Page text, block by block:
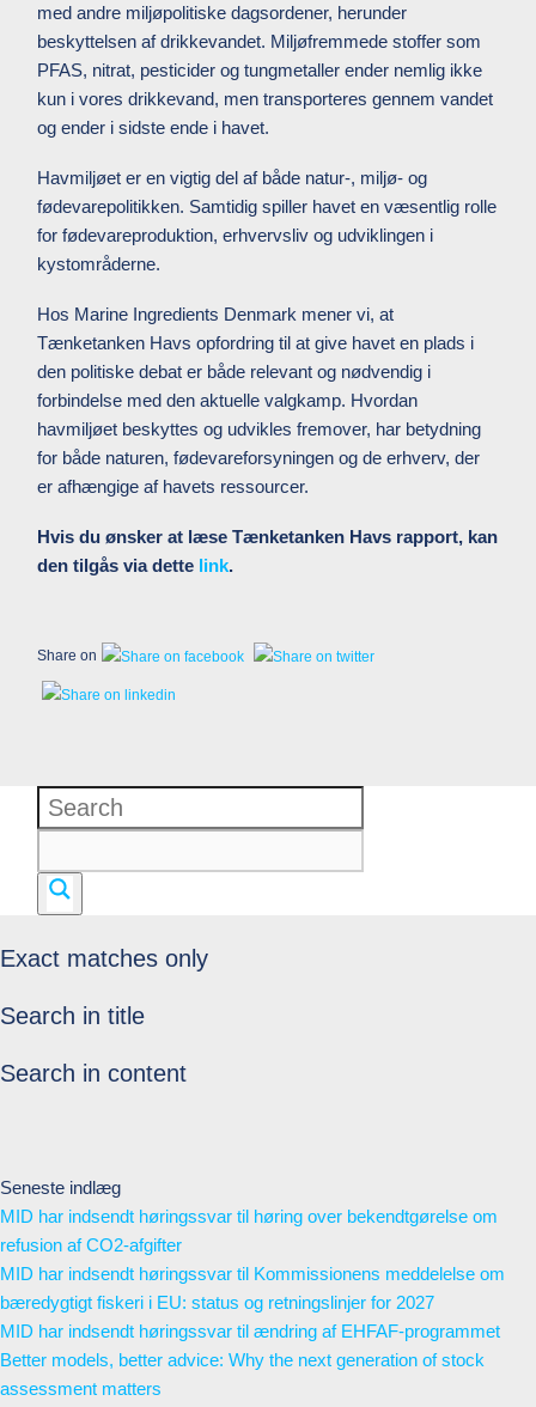
med andre miljøpolitiske dagsordener, herunder
beskyttelsen af drikkevandet. Miljøfremmede stoffer som
PFAS, nitrat, pesticider og tungmetaller ender nemlig ikke
kun i vores drikkevand, men transporteres gennem vandet
og ender i sidste ende i havet.
Havmiljøet er en vigtig del af både natur-, miljø- og
fødevarepolitikken. Samtidig spiller havet en væsentlig rolle
for fødevareproduktion, erhvervsliv og udviklingen i
kystområderne.
Hos Marine Ingredients Denmark mener vi, at
Tænketanken Havs opfordring til at give havet en plads i
den politiske debat er både relevant og nødvendig i
forbindelse med den aktuelle valgkamp. Hvordan
havmiljøet beskyttes og udvikles fremover, har betydning
for både naturen, fødevareforsyningen og de erhverv, der
er afhængige af havets ressourcer.
Hvis du ønsker at læse Tænketanken Havs rapport, kan
den tilgås via dette link.
Share on
Exact matches only
Search in title
Search in content
Seneste indlæg
MID har indsendt høringssvar til høring over bekendtgørelse om
refusion af CO2-afgifter
MID har indsendt høringssvar til Kommissionens meddelelse om
bæredygtigt fiskeri i EU: status og retningslinjer for 2027
MID har indsendt høringssvar til ændring af EHFAF-programmet
Better models, better advice: Why the next generation of stock
assessment matters